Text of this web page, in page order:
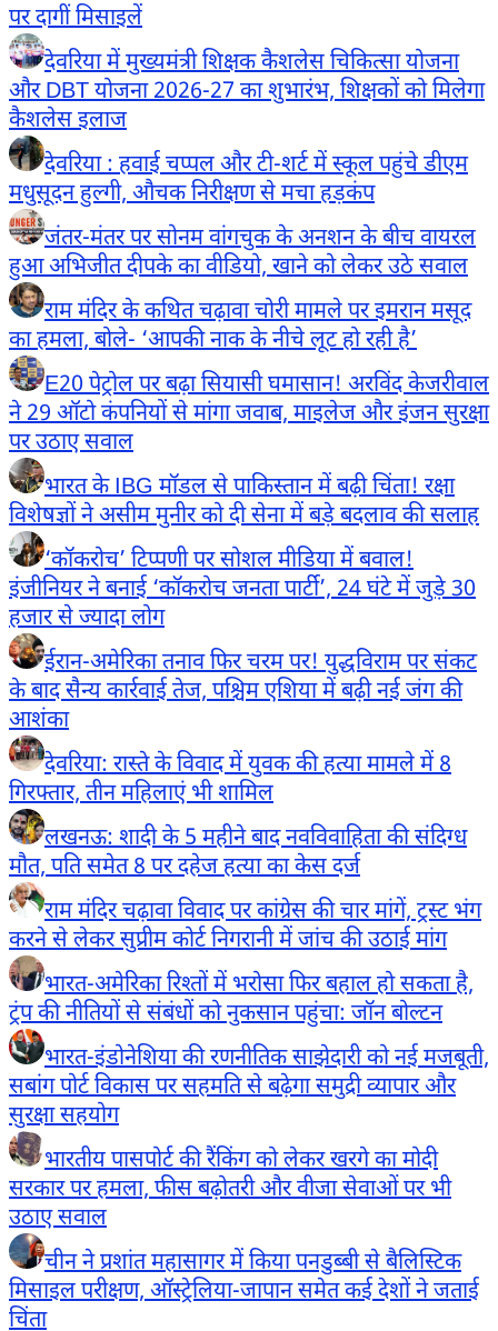
पर दागीं मिसाइलें
देवरिया में मुख्यमंत्री शिक्षक कैशलेस चिकित्सा योजना
और DBT योजना 2026-27 का शुभारंभ, शिक्षकों को मिलेगा
कैशलेस इलाज
देवरिया : हवाई चप्पल और टी-शर्ट में स्कूल पहुंचे डीएम
मधुसूदन हुल्गी, औचक निरीक्षण से मचा हड़कंप
जंतर-मंतर पर सोनम वांगचुक के अनशन के बीच वायरल
हुआ अभिजीत दीपके का वीडियो, खाने को लेकर उठे सवाल
राम मंदिर के कथित चढ़ावा चोरी मामले पर इमरान मसूद
का हमला, बोले- ‘आपकी नाक के नीचे लूट हो रही है’
E20 पेट्रोल पर बढ़ा सियासी घमासान! अरविंद केजरीवाल
ने 29 ऑटो कंपनियों से मांगा जवाब, माइलेज और इंजन सुरक्षा
पर उठाए सवाल
भारत के IBG मॉडल से पाकिस्तान में बढ़ी चिंता! रक्षा
विशेषज्ञों ने असीम मुनीर को दी सेना में बड़े बदलाव की सलाह
‘कॉकरोच’ टिप्पणी पर सोशल मीडिया में बवाल!
इंजीनियर ने बनाई ‘कॉकरोच जनता पार्टी’, 24 घंटे में जुड़े 30
हजार से ज्यादा लोग
ईरान-अमेरिका तनाव फिर चरम पर! युद्धविराम पर संकट
के बाद सैन्य कार्रवाई तेज, पश्चिम एशिया में बढ़ी नई जंग की
आशंका
देवरिया: रास्ते के विवाद में युवक की हत्या मामले में 8
गिरफ्तार, तीन महिलाएं भी शामिल
लखनऊ: शादी के 5 महीने बाद नवविवाहिता की संदिग्ध
मौत, पति समेत 8 पर दहेज हत्या का केस दर्ज
राम मंदिर चढ़ावा विवाद पर कांग्रेस की चार मांगें, ट्रस्ट भंग
करने से लेकर सुप्रीम कोर्ट निगरानी में जांच की उठाई मांग
भारत-अमेरिका रिश्तों में भरोसा फिर बहाल हो सकता है,
ट्रंप की नीतियों से संबंधों को नुकसान पहुंचा: जॉन बोल्टन
भारत-इंडोनेशिया की रणनीतिक साझेदारी को नई मजबूती,
सबांग पोर्ट विकास पर सहमति से बढ़ेगा समुद्री व्यापार और
सुरक्षा सहयोग
भारतीय पासपोर्ट की रैंकिंग को लेकर खरगे का मोदी
सरकार पर हमला, फीस बढ़ोतरी और वीजा सेवाओं पर भी
उठाए सवाल
चीन ने प्रशांत महासागर में किया पनडुब्बी से बैलिस्टिक
मिसाइल परीक्षण, ऑस्ट्रेलिया-जापान समेत कई देशों ने जताई
चिंता